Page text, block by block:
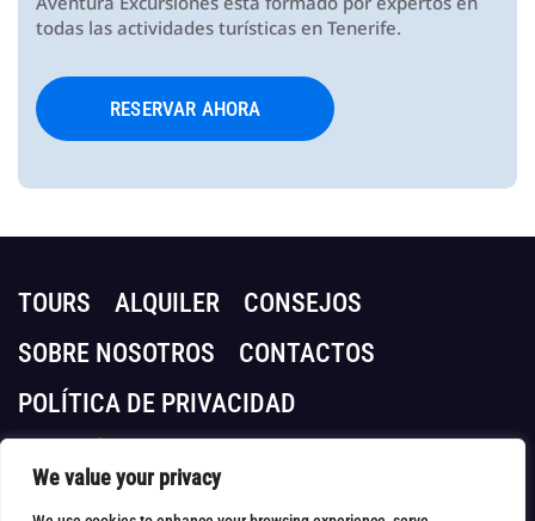
We value your privacy
todas las actividades turísticas en Tenerife.
RESERVAR AHORA
TOURS ALQUILER
CONSEJOS
SOBRE NOSOTROS
CONTACTOS
POLÍTICA DE PRIVACIDAD
+34 647 67 68 12